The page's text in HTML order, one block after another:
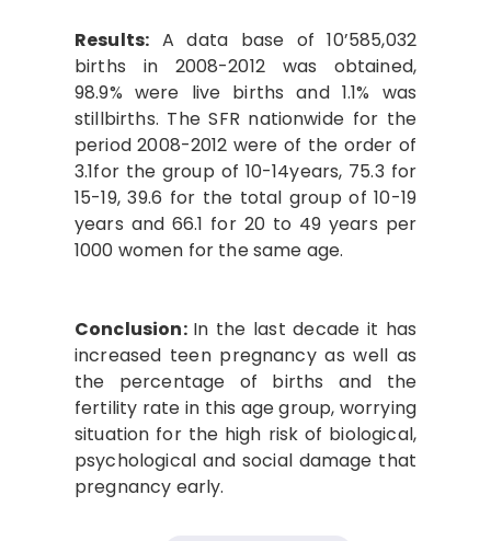
Results: A data base of 10’585,032
births in 2008-2012 was obtained,
98.9% were live births and 1.1% was
stillbirths. The SFR nationwide for the
period 2008-2012 were of the order of
3.1for the group of 10-14years, 75.3 for
15-19, 39.6 for the total group of 10-19
years and 66.1 for 20 to 49 years per
1000 women for the same age.
Conclusion: In the last decade it has
increased teen pregnancy as well as
the percentage of births and the
fertility rate in this age group, worrying
situation for the high risk of biological,
psychological and social damage that
pregnancy early.